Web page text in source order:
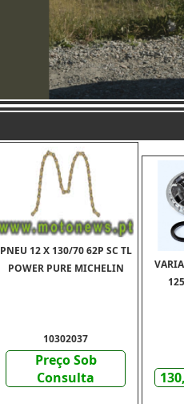
PNEU 12 X 130/70 62P SC TL
POWER PURE MICHELIN
10302037
Preço Sob
Consulta